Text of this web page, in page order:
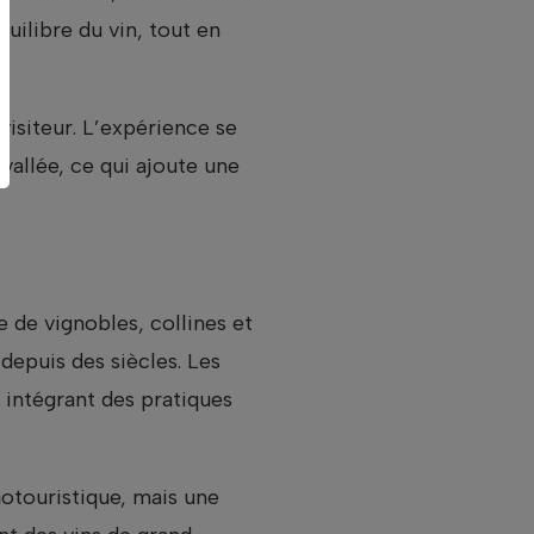
du vin, tout en
L’expérience se
ce qui ajoute une
de vignobles, collines et
des siècles. Les
des pratiques
mais une